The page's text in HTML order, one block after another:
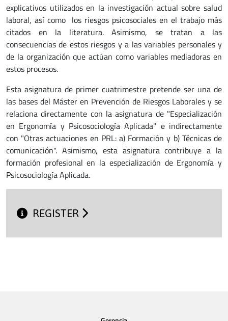
explicativos utilizados en la investigación actual sobre salud
laboral, así como los riesgos psicosociales en el trabajo más
citados en la literatura. Asimismo, se tratan a las
consecuencias de estos riesgos y a las variables personales y
de la organización que actúan como variables mediadoras en
estos procesos.
Esta asignatura de primer cuatrimestre pretende ser una de
las bases del Máster en Prevención de Riesgos Laborales y se
relaciona directamente con la asignatura de "Especialización
en Ergonomía y Psicosociología Aplicada" e indirectamente
con "Otras actuaciones en PRL: a) Formación y b) Técnicas de
comunicación". Asimismo, esta asignatura contribuye a la
formación profesional en la especialización de Ergonomía y
Psicosociología Aplicada.
REGISTER